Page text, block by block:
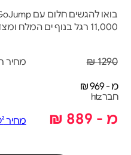
11,000 רגל בנוף ים המלח ומצדה.
1290 ₪ מחיר
מ - 969 ₪
חבר htz
מ - 889 ₪ מחיר PRO²